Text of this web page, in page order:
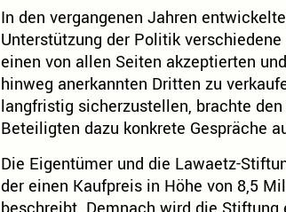
In den vergangenen Jahren
Unterstützung der Politik
einen von allen Seiten akzeptierten
hinweg anerkannten Dritten zu
langfristig sicherzustellen, brachte
Beteiligten dazu konkrete Gespräche
Die Eigentümer und die Lawaetz-
der einen Kaufpreis in Höhe von 8,5